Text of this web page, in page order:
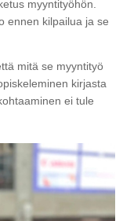
myyntityöhön.
ennen kilpailua ja se
mitä se myyntityö
kirjasta
ei tule